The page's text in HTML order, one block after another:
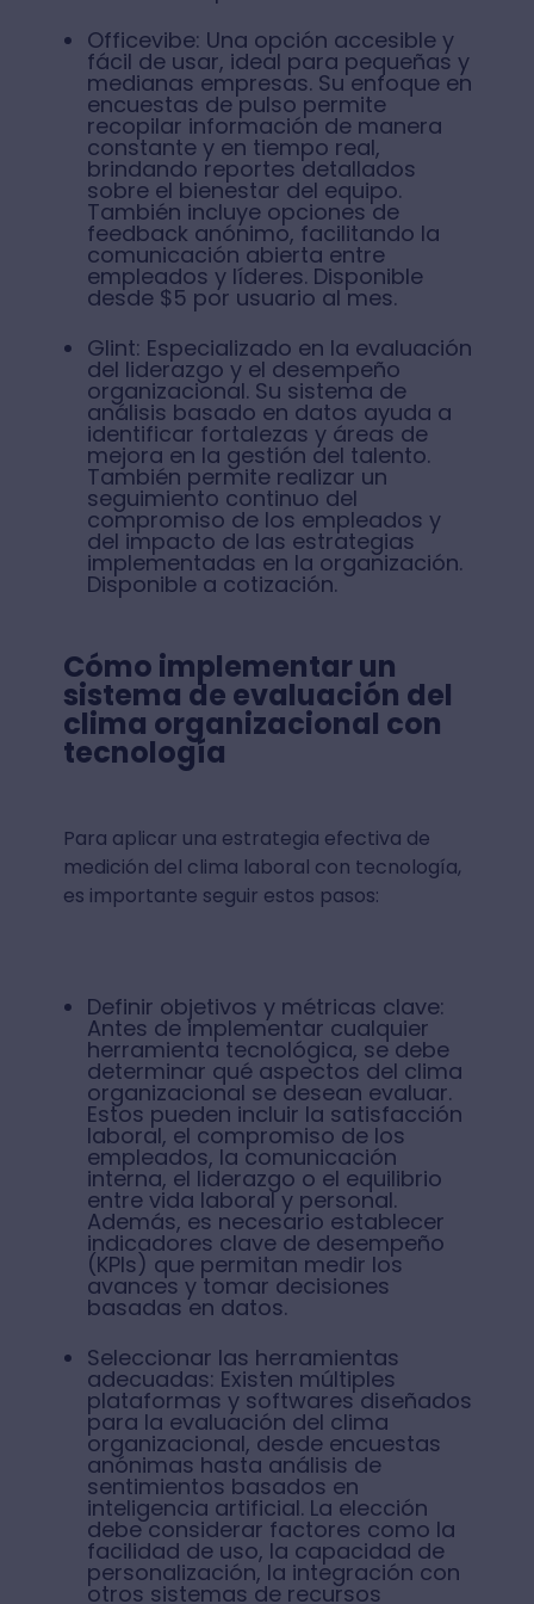
Officevibe: Una opción accesible y
fácil de usar, ideal para pequeñas y
medianas empresas. Su enfoque en
encuestas de pulso permite
recopilar información de manera
constante y en tiempo real,
brindando reportes detallados
sobre el bienestar del equipo.
También incluye opciones de
feedback anónimo, facilitando la
comunicación abierta entre
empleados y líderes. Disponible
desde $5 por usuario al mes.
Glint: Especializado en la evaluación
del liderazgo y el desempeño
organizacional. Su sistema de
análisis basado en datos ayuda a
identificar fortalezas y áreas de
mejora en la gestión del talento.
También permite realizar un
seguimiento continuo del
compromiso de los empleados y
del impacto de las estrategias
implementadas en la organización.
Disponible a cotización.
Cómo implementar un
sistema de evaluación del
clima organizacional con
tecnología
Para aplicar una estrategia efectiva de
medición del clima laboral con tecnología,
es importante seguir estos pasos:
Definir objetivos y métricas clave:
Antes de implementar cualquier
herramienta tecnológica, se debe
determinar qué aspectos del clima
organizacional se desean evaluar.
Estos pueden incluir la satisfacción
laboral, el compromiso de los
empleados, la comunicación
interna, el liderazgo o el equilibrio
entre vida laboral y personal.
Además, es necesario establecer
indicadores clave de desempeño
(KPIs) que permitan medir los
avances y tomar decisiones
basadas en datos.
Seleccionar las herramientas
adecuadas: Existen múltiples
plataformas y softwares diseñados
para la evaluación del clima
organizacional, desde encuestas
anónimas hasta análisis de
sentimientos basados en
inteligencia artificial. La elección
debe considerar factores como la
facilidad de uso, la capacidad de
personalización, la integración con
otros sistemas de recursos